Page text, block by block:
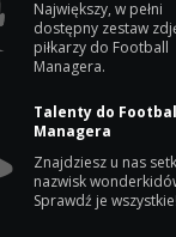
Największy, w pełni
dostępny zestaw
piłkarzy do Football
Managera.
Talenty do
Managera
Znajdziesz u nas
nazwisk
Sprawdź je